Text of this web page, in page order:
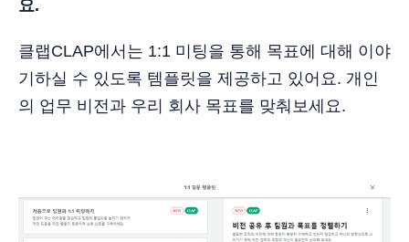
요.
클랩CLAP에서는 1:1 미팅을 통해 목표에 대해 이야
기하실 수 있도록 템플릿을 제공하고 있어요. 개인
의 업무 비전과 우리 회사 목표를 맞춰보세요.